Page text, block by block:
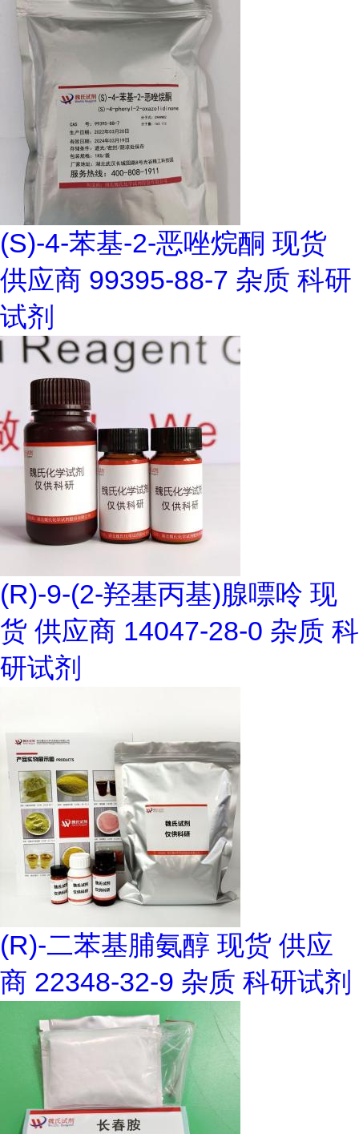
(S)-4-苯基-2-恶唑烷酮 现货
供应商 99395-88-7 杂质 科研
试剂
(R)-9-(2-羟基丙基)腺嘌呤 现
货 供应商 14047-28-0 杂质 科
研试剂
(R)-二苯基脯氨醇 现货 供应
商 22348-32-9 杂质 科研试剂